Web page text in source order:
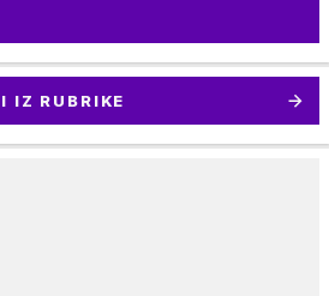
IZ RUBRIKE